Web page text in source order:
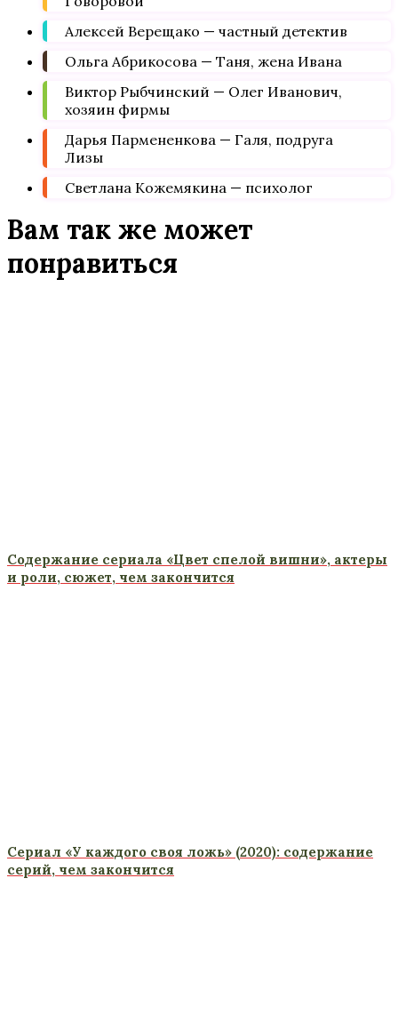
Алексей Верещако — частный детектив
Ольга Абрикосова — Таня, жена Ивана
Виктор Рыбчинский — Олег Иванович,
хозяин фирмы
Дарья Пармененкова — Галя, подруга
Лизы
Светлана Кожемякина — психолог
Вам так же может
понравиться
Содержание сериала «Цвет спелой вишни», актеры
и роли, сюжет, чем закончится
Сериал «У каждого своя ложь» (2020): содержание
серий, чем закончится